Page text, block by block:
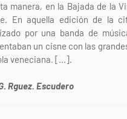
manera, en la Bajada de la
En aquella edición de la
por una banda de
un cisne con las
veneciana. [...].
Rguez. Escudero